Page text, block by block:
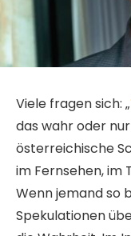
Viele fragen sich: „
das wahr oder
österreichische
im Fernsehen, im
Wenn jemand so
Spekulationen